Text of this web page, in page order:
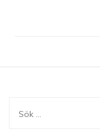
Sök